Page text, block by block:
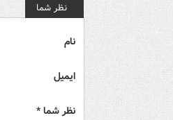
نظر شما
نام
ایمیل
نظر شما *